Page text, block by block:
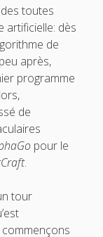
toutes
artificielle: dès
de
après,
programme
de
pour le
.
tour
commençons